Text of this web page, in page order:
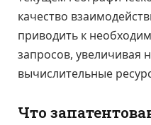
качество
приводить к
запросов, увеличивая
вычислительные
Что